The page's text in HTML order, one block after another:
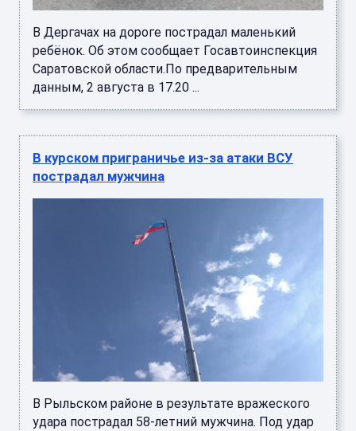
В Дергачах на дороге пострадал маленький
ребёнок. Об этом сообщает Госавтоинспекция
Саратовской области.По предварительным
данным, 2 августа в 17.20 ...
В курском приграничье из-за атаки ВСУ
пострадал мужчина
В Рыльском районе в результате вражеского
удара пострадал 58-летний мужчина. Под удар